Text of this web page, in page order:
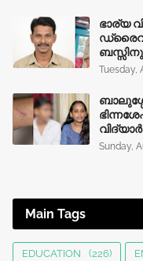
ഭാര്യ
Tuesday,
Sunday,
Main Tags
EDUCATION (226)